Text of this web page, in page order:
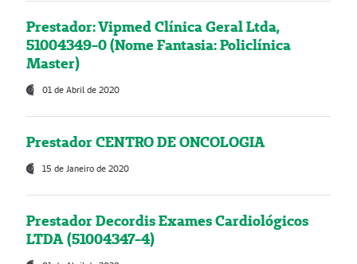
Prestador: Vipmed Clínica Geral Ltda,
51004349-0 (Nome Fantasia: Policlínica
Master)
01 de Abril de 2020
Prestador CENTRO DE ONCOLOGIA
15 de Janeiro de 2020
Prestador Decordis Exames Cardiológicos
LTDA (51004347-4)